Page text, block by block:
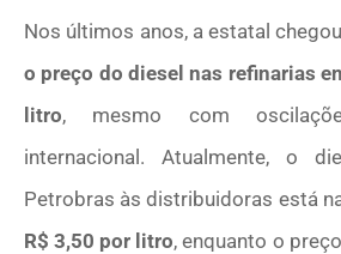
Nos últimos anos, a estatal
o preço do diesel nas refinarias
litro, mesmo com
internacional. Atualmente, o
Petrobras às distribuidoras está
R$ 3,50 por litro, enquanto o